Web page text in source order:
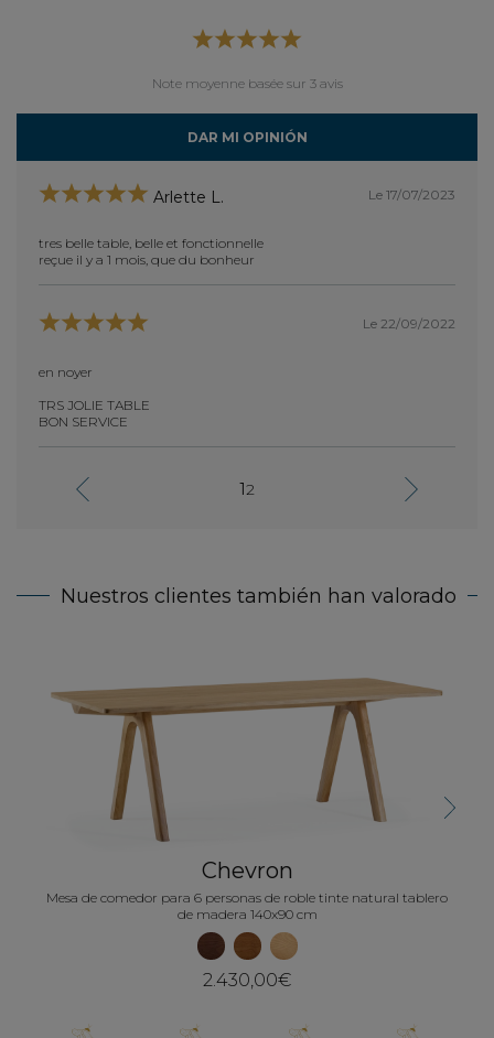
Note moyenne basée sur 3 avis
DAR MI OPINIÓN
Arlette L. Le 17/07/2023
tres belle table, belle et fonctionnelle
reçue il y a 1 mois, que du bonheur
Le 22/09/2022
en noyer
TRS JOLIE TABLE
BON SERVICE
12
Nuestros clientes también han valorado
Chevron
Mesa de comedor para 6 personas de roble tinte natural tablero
de madera 140x90 cm
2.430,00€
Next